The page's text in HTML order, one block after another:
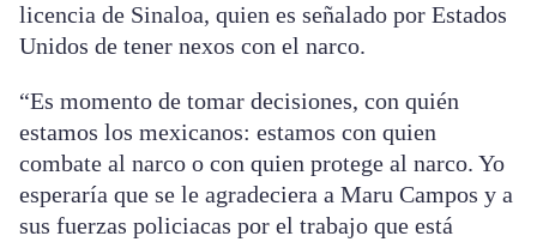
licencia de Sinaloa, quien es señalado por Estados
Unidos de tener nexos con el narco.
“Es momento de tomar decisiones, con quién
estamos los mexicanos: estamos con quien
combate al narco o con quien protege al narco. Yo
esperaría que se le agradeciera a Maru Campos y a
sus fuerzas policiacas por el trabajo que está